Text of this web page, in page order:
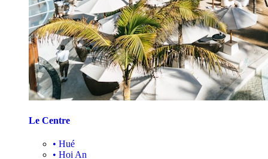
Le Centre
• Hué
• Hoi An